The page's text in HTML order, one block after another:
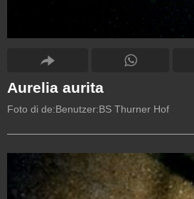
Aurelia aurita
Foto di de:Benutzer:BS Thurner Hof